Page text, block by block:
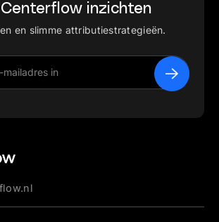
inzichten
en slimme attributiestrategieën.